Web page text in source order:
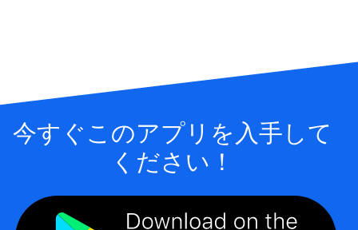
今すぐこのアプリを入手して
ください！